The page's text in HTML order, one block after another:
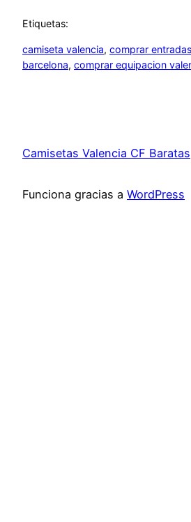
Etiquetas:
camiseta valencia, comprar
barcelona, comprar equipacion
Camisetas Valencia CF Baratas
Funciona gracias a WordPress